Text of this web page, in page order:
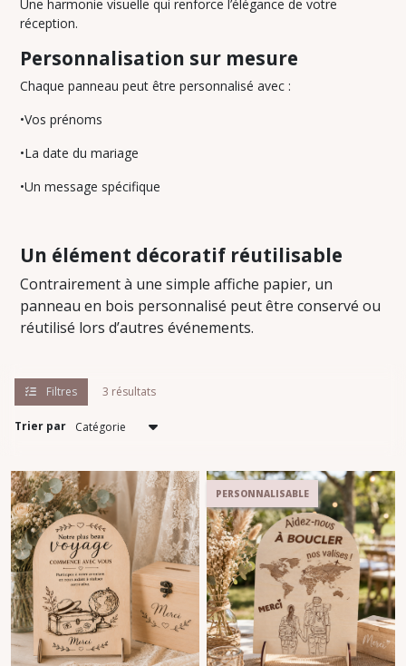
Une harmonie visuelle qui renforce l’élégance de votre
réception.
Personnalisation sur mesure
Chaque panneau peut être personnalisé avec :
•Vos prénoms
•La date du mariage
•Un message spécifique
Un élément décoratif réutilisable
Contrairement à une simple affiche papier, un
panneau en bois personnalisé peut être conservé ou
réutilisé lors d’autres événements.
Filtres 3 résultats
Trier par
PERSONNALISABLE
(12)
les
résultats